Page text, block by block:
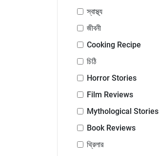
স্বাস্থ্য
জীবনী
Cooking Recipe
চিঠি
Horror Stories
Film Reviews
Mythological Stories
Book Reviews
থ্রিলার